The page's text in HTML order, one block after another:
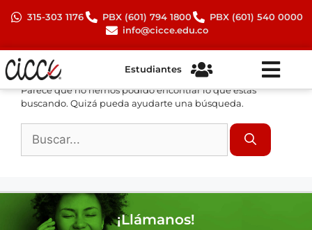
315-303 1176 PBX (601) 794 1800
PBX (601) 540 0000
info@cicce.edu.co
Estudiantes
No se ha encontrado nada
Parece que no hemos podido encontrar lo que estás
buscando. Quizá pueda ayudarte una búsqueda.
¡Llámanos!